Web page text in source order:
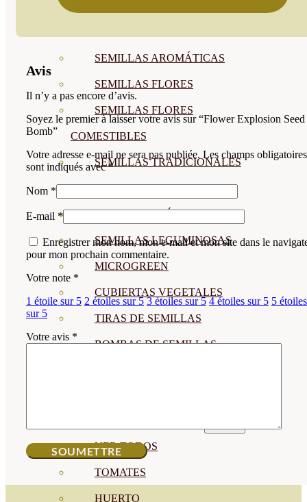
SEMILLAS AROMÁTICAS
SEMILLAS FLORES
SEMILLAS FLORES
COMESTIBLES
SEMILLAS TRADICIONALES
SEMILLAS BRASICAS
SEMILLAS RAÍZ
SEMILLAS LEGUMINOSAS
MICROGREEN
CUBIERTAS VEGETALES
TIRAS DE SEMILLAS
BOMBAS DE SEMILLAS
VER TODOS
TOMATES
HUERTO
Avis
Il n’y a pas encore d’avis.
Soyez le premier à laisser votre avis sur “Flower Explosion Seed
Bomb”
Votre adresse e-mail ne sera pas publiée. Les champs obligatoires
sont indiqués avec*
Nom *
E-mail *
Enregistrer mon nom, mon e-mail et mon site dans le
pour mon prochain commentaire.
Votre note *
1 étoile sur 5 2 étoiles sur 5 3 étoiles sur 5 4 étoiles sur 5 5 étoiles
sur 5
Votre avis *